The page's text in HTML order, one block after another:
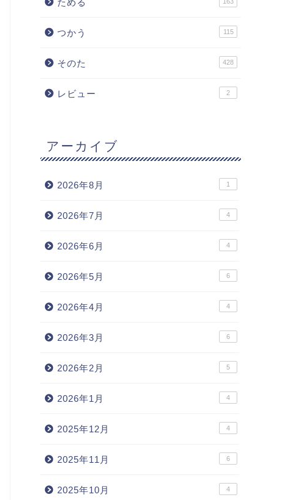
つかう 115
そのた 428
レビュー 2
アーカイブ
2026年8月 1
2026年7月 4
2026年6月 4
2026年5月 6
2026年4月 4
2026年3月 6
2026年2月 5
2026年1月 4
2025年12月 4
2025年11月 6
2025年10月 4